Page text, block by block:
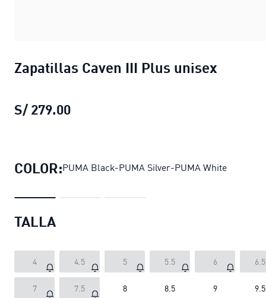
Zapatillas Caven III Plus unisex
S/ 279.00
COLOR:PUMA Black-PUMA Silver-PUMA White
TALLA
4 4.5 5 5.5 6 6.5
7 7.5 8 8.5 9 9.5